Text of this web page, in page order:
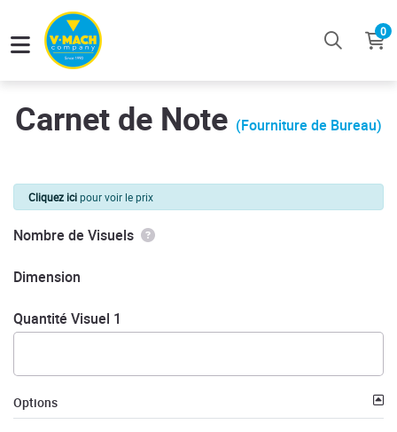
0
Carnet de Note (Fourniture de Bureau)
Cliquez icipour voir le prix
Nombre de Visuels
Dimension
Quantité Visuel 1
Options